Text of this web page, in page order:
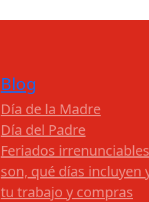
Blog
Día de la Madre
Día del Padre
Feriados
son, qué días incluyen
tu trabajo y compras